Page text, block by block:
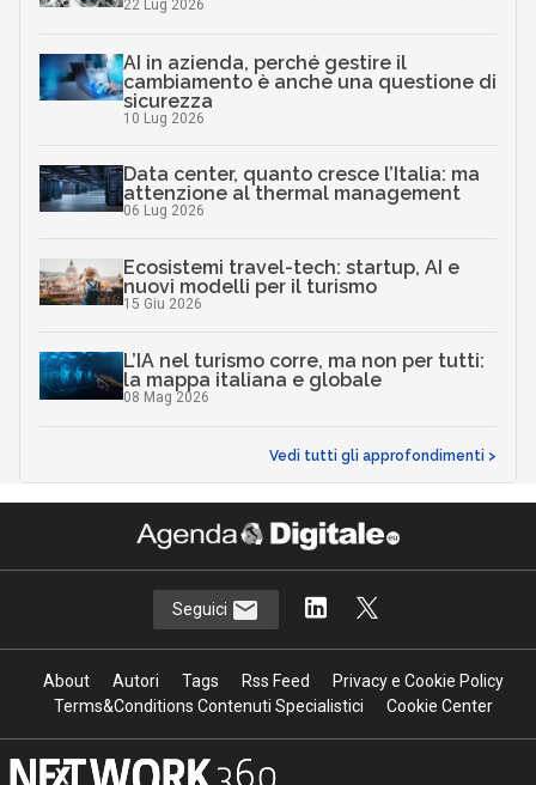
22 Lug 2026
AI in azienda, perché gestire il
cambiamento è anche una questione di
sicurezza
10 Lug 2026
Data center, quanto cresce l’Italia: ma
attenzione al thermal management
06 Lug 2026
Ecosistemi travel-tech: startup, AI e
nuovi modelli per il turismo
15 Giu 2026
L’IA nel turismo corre, ma non per tutti:
la mappa italiana e globale
08 Mag 2026
Vedi tutti gli approfondimenti >
Seguici
About Autori Tags Rss Feed
Privacy e Cookie Policy
Terms&Conditions Contenuti Specialistici
Cookie Center